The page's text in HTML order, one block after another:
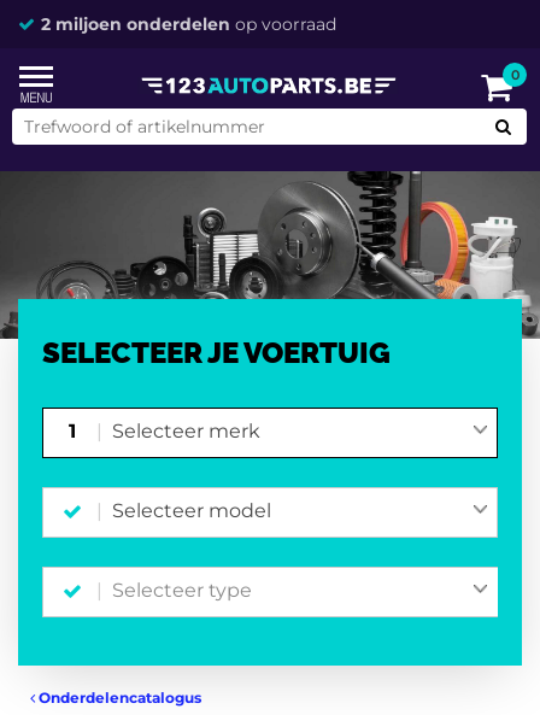
2 miljoen onderdelen op voorraad
0
SELECTEER JE VOERTUIG
1 Selecteer merk
Selecteer model
Selecteer type
Onderdelencatalogus